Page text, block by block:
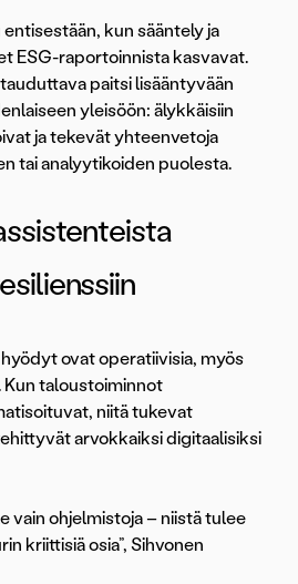
kun sääntely ja
ESG-raportoinnista kasvavat.
paitsi lisääntyvään
yleisöön: älykkäisiin
ja tekevät yhteenvetoja
tai analyytikoiden puolesta.
ovat operatiivisia, myös
Kun taloustoiminnot
niitä tukevat
arvokkaiksi digitaalisiksi
vain ohjelmistoja – niistä tulee
kriittisiä osia”, Sihvonen